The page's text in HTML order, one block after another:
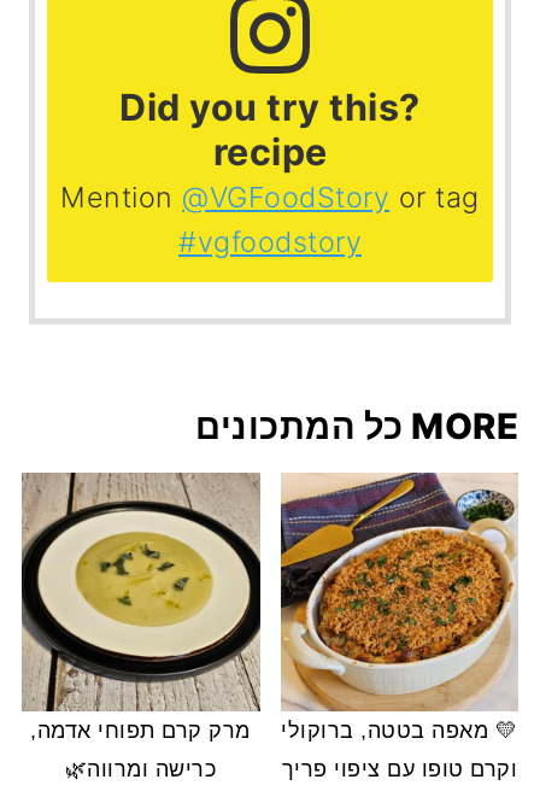
?Did you try this
recipe
Mention @VGFoodStory or tag
#vgfoodstory
MORE כל המתכונים
💛 מאפה בטטה, ברוקולי
וקרם טופו עם ציפוי פריך
מרק קרם תפוחי אדמה,
כרישה ומרווה🌿